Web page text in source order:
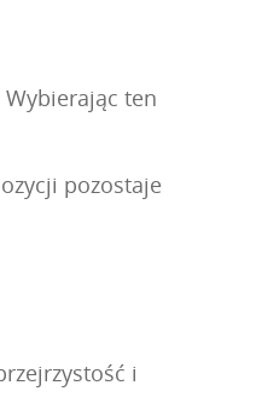
ten
pozostaje
i